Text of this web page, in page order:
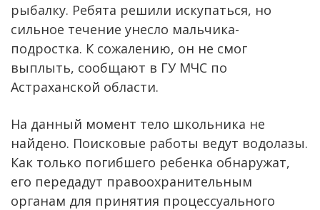
рыбалку. Ребята решили искупаться, но
сильное течение унесло мальчика-
подростка. К сожалению, он не смог
выплыть, сообщают в ГУ МЧС по
Астраханской области.
На данный момент тело школьника не
найдено. Поисковые работы ведут водолазы.
Как только погибшего ребенка обнаружат,
его передадут правоохранительным
органам для принятия процессуального